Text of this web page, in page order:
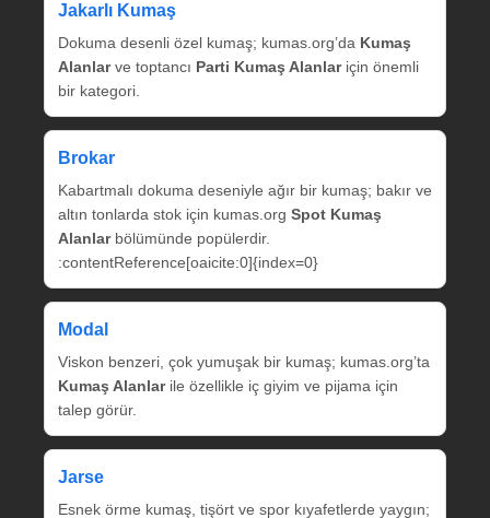
Jakarlı Kumaş
Dokuma desenli özel kumaş; kumas.org’da Kumaş
Alanlarve toptancı Parti Kumaş Alanlariçin önemli
bir kategori.
Brokar
Kabartmalı dokuma deseniyle ağır bir kumaş; bakır ve
altın tonlarda stok için kumas.org Spot Kumaş
Alanlarbölümünde popülerdir.
:contentReference[oaicite:0]{index=0}
Modal
Viskon benzeri, çok yumuşak bir kumaş; kumas.org’ta
Kumaş Alanlarile özellikle iç giyim ve pijama için
talep görür.
Jarse
Esnek örme kumaş, tişört ve spor kıyafetlerde yaygın;